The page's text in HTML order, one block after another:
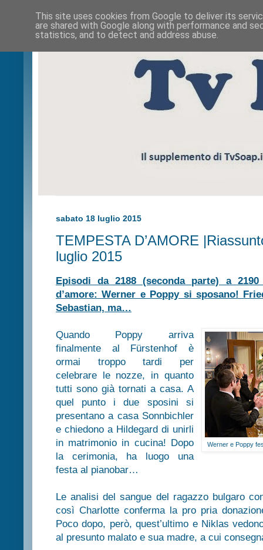
sabato 18 luglio 2015
TEMPESTA D’AMORE
luglio 2015
Episodi da 2188 (seconda parte) a
d’amore: Werner e Poppy si sposano!
Sebastian, ma…
Werner e Poppy
Quando Poppy arriva
finalmente al Fürstenhof è
ormai troppo tardi per
celebrare le nozze, in quanto
tutti sono già tornati a casa. A
quel punto i due sposini si
presentano a casa Sonnbichler
e chiedono a Hildegard di unirli
in matrimonio in cucina! Dopo
la cerimonia, ha luogo una
festa al pianobar…
Le analisi del sangue del ragazzo bulgaro
così Charlotte conferma la pro pria
Poco dopo, però, quest’ultimo e Niklas
al presunto malato e sua madre, a cui
This site uses cookies from Google to deliver its
are shared with Google along with performance and
statistics, and to detect and address abuse.